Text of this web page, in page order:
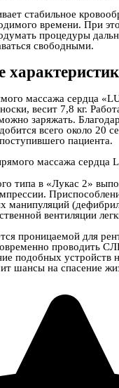
стабильное
времени. При
процедуры
свободными.
массажа сердца
весит 7,8 кг.
заряжать.
всего около 20
пациента.
типа в «Лукас 2»
манипуляций
вентиляции
проницаемой для
проводить
подобных устройств
шансы на спасение